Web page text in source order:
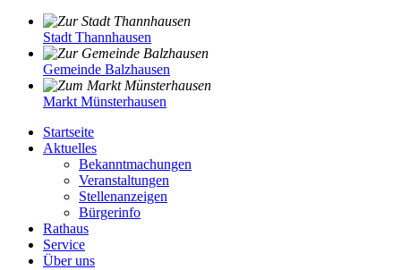
Stadt Thannhausen
Gemeinde Balzhausen
Markt Münsterhausen
Startseite
Aktuelles
Bekanntmachungen
Veranstaltungen
Stellenanzeigen
Bürgerinfo
Rathaus
Service
Über uns